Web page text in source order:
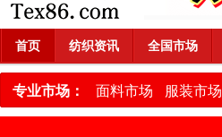
首页 纺织资讯 全国市场
专业市场： 面料市场 服装市场